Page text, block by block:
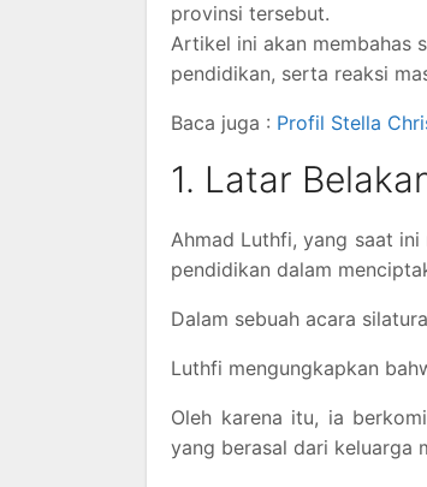
provinsi tersebut.
Artikel ini akan membahas
pendidikan, serta reaksi
Baca juga : Profil Stella
1. Latar
Ahmad Luthfi, yang saat ini
pendidikan dalam
Dalam sebuah acara
Luthfi mengungkapkan
Oleh karena itu, ia
yang berasal dari keluarga